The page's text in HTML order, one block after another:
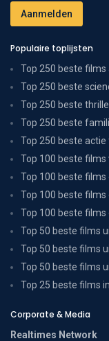
Populaire toplijsten
Top 250 beste films
Top 250 beste
Top 250 beste
Top 250 beste
Top 250 beste
Top 100 beste
Top 100 beste films
Top 100 beste films
Top 100 beste films
Top 50 beste films
Top 50 beste films
Top 50 beste films
Top 25 beste films
Corporate & Media
Realtimes Network